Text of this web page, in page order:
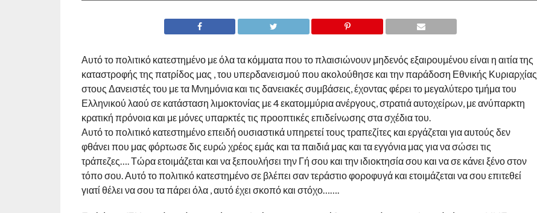
Αυτό το πολιτικό κατεστημένο με όλα τα κόμματα που το πλαισιώνουν μηδενός εξαιρουμένου είναι η αιτία της
καταστροφής της πατρίδος μας , του υπερδανεισμού που ακολούθησε και την παράδοση Εθνικής Κυριαρχίας
στους Δανειστές του με τα Μνημόνια και τις δανειακές συμβάσεις, έχοντας φέρει το μεγαλύτερο τμήμα του
Ελληνικού λαού σε κατάσταση λιμοκτονίας με 4 εκατομμύρια ανέργους, στρατιά αυτοχείρων, με ανύπαρκτη
κρατική πρόνοια και με μόνες υπαρκτές τις προοπτικές επιδείνωσης στα σχέδια του.
Αυτό το πολιτικό κατεστημένο επειδή ουσιαστικά υπηρετεί τους τραπεζίτες και εργάζεται για αυτούς δεν
φθάνει που μας φόρτωσε δις ευρώ χρέος εμάς και τα παιδιά μας και τα εγγόνια μας για να σώσει τις
τράπεζες…. Τώρα ετοιμάζεται και να ξεπουλήσει την Γή σου και την ιδιοκτησία σου και να σε κάνει ξένο στον
τόπο σου. Αυτό το πολιτικό κατεστημένο σε βλέπει σαν τεράστιο φοροφυγά και ετοιμάζεται να σου επιτεθεί
γιατί θέλει να σου τα πάρει όλα , αυτό έχει σκοπό και στόχο…….